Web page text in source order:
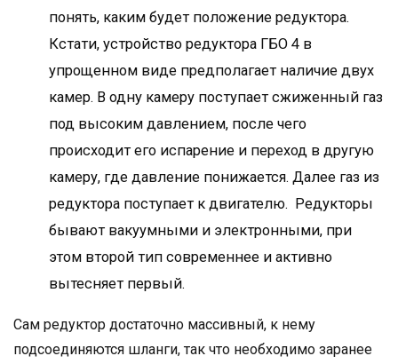
понять, каким будет положение редуктора.
Кстати, устройство редуктора ГБО 4 в
упрощенном виде предполагает наличие двух
камер. В одну камеру поступает сжиженный газ
под высоким давлением, после чего
происходит его испарение и переход в другую
камеру, где давление понижается. Далее газ из
редуктора поступает к двигателю. Редукторы
бывают вакуумными и электронными, при
этом второй тип современнее и активно
вытесняет первый.
Сам редуктор достаточно массивный, к нему
подсоединяются шланги, так что необходимо заранее